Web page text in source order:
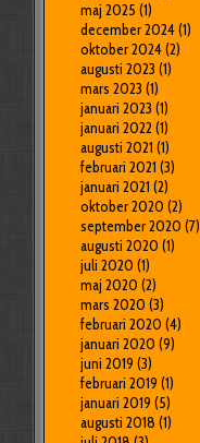
maj 2025 (1)
december 2024(1)
oktober 2024(2)
augusti 2023 (1)
mars 2023 (1)
januari 2023 (1)
januari 2022 (1)
augusti 2021 (1)
februari 2021 (3)
januari 2021 (2)
oktober 2020 (2)
september 2020 (7)
augusti 2020 (1)
juli 2020 (1)
maj 2020 (2)
mars 2020 (3)
februari 2020 (4)
januari 2020 (9)
juni 2019 (3)
februari 2019 (1)
januari 2019 (5)
augusti 2018 (1)